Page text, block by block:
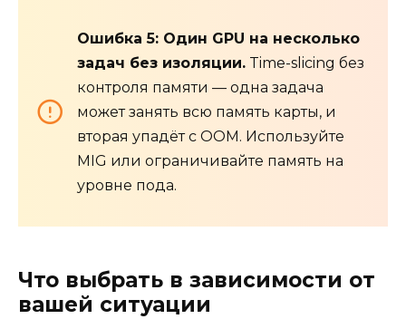
Ошибка 5: Один GPU на несколько
задач без изоляции. Time-slicing без
контроля памяти — одна задача
может занять всю память карты, и
вторая упадёт с OOM. Используйте
MIG или ограничивайте память на
уровне пода.
Что выбрать в зависимости от
вашей ситуации